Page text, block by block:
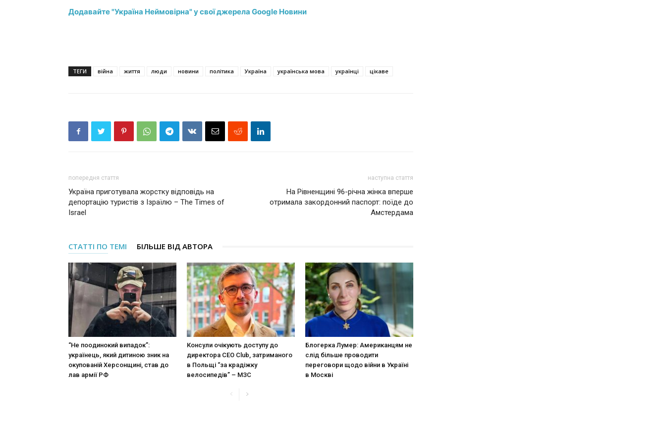
Додавайте "Україна Неймовірна" у свої джерела Google Новини
ТЕГИ війна життя люди новини політика Україна українська мова українці цікаве
попередня стаття
Україна приготувала жорстку відповідь на
депортацію туристів з Ізраїлю – The Times of
Israel
наступна стаття
На Рівненщині 96-річна жінка вперше
отримала закордонний паспорт: поїде до
Амстердама
СТАТТІ ПО ТЕМІ БІЛЬШЕ ВІД АВТОРА
“Не поодинокий випадок”:
українець, який дитиною зник на
окупованій Херсонщині, став до
лав армії РФ
Консули очікують доступу до
директора CEO Club, затриманого
в Польщі “за крадіжку
велосипедів” – МЗС
Блогерка Лумер: Американцям не
слід більше проводити
переговори щодо війни в Україні
в Москві